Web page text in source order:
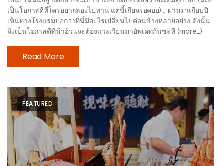
ชิม
ที่
HIMMA
10
ร้าน
พ่อ
ค้า
แซ่บ
แม่ค้า
เป็นโอกาสดีที่ใครอยากลองไปทาน แต่ขี้เกียจรอคอย)... ผ่านมาเกือบปี
เห็นทางโรงแรมบอกว่าที่นี่มีอะไรเปลี่ยนไปค่อนข้างหลายอย่าง ดังนั้น
จึงเป็นโอกาสดีที่น้าอ้วนจะต้องแวะเวียนมาอัพเดทกันซะที (more…)
Read More
FEATURED